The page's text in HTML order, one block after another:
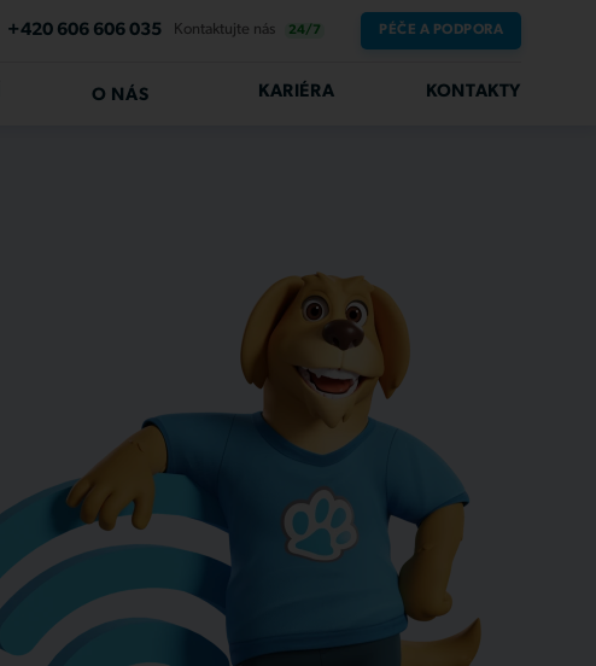
+420 606 606 035 Kontaktujte nás 24/7 PÉČE A PODPORA
O NÁS KARIÉRA KONTAKTY